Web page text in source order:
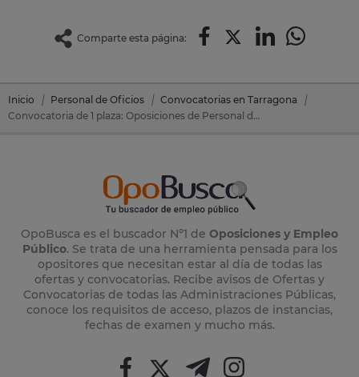
Comparte esta página:
Inicio Personal de Oficios
Convocatorias en Tarragona
Convocatoria de 1 plaza: Oposiciones de Personal de Oficios en Morell, El (Tarragona)
OpoBusca es el buscador Nº1 de Oposiciones y Empleo
Público. Se trata de una herramienta pensada para los
opositores que necesitan estar al día de todas las
ofertas y convocatorias. Recibe avisos de Ofertas y
Convocatorias de todas las Administraciones Públicas,
conoce los requisitos de acceso, plazos de instancias,
fechas de examen y mucho más.